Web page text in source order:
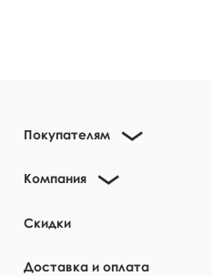
Покупателям
Компания
Скидки
Доставка и оплата